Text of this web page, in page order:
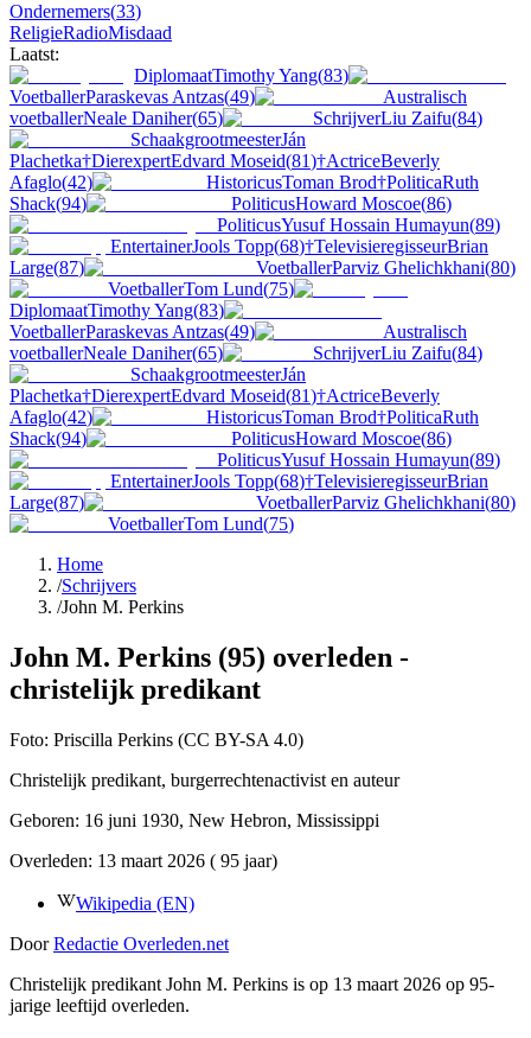
Ondernemers(33)
ReligieRadioMisdaad
Laatst:
DiplomaatTimothy Yang(83)
VoetballerParaskevas Antzas(49)
Australisch
voetballerNeale Daniher(65) SchrijverLiu Zaifu(84)
SchaakgrootmeesterJán
Plachetka†DierexpertEdvard Moseid(81)†ActriceBeverly
Afaglo(42) HistoricusToman Brod†PoliticaRuth
Shack(94) PoliticusHoward Moscoe(86)
PoliticusYusuf Hossain Humayun(89)
EntertainerJools Topp(68)†TelevisieregisseurBrian
Large(87) VoetballerParviz Ghelichkhani(80)
VoetballerTom Lund(75)
DiplomaatTimothy Yang(83)
VoetballerParaskevas Antzas(49)
Australisch
voetballerNeale Daniher(65) SchrijverLiu Zaifu(84)
SchaakgrootmeesterJán
Plachetka†DierexpertEdvard Moseid(81)†ActriceBeverly
Afaglo(42) HistoricusToman Brod†PoliticaRuth
Shack(94) PoliticusHoward Moscoe(86)
PoliticusYusuf Hossain Humayun(89)
EntertainerJools Topp(68)†TelevisieregisseurBrian
Large(87) VoetballerParviz Ghelichkhani(80)
VoetballerTom Lund(75)
Home
/Schrijvers
/John M. Perkins
John M. Perkins (95) overleden -
christelijk predikant
Foto: Priscilla Perkins (CC BY-SA 4.0)
Christelijk predikant, burgerrechtenactivist en auteur
Geboren: 16 juni 1930, New Hebron, Mississippi
Overleden: 13 maart 2026 ( 95 jaar)
Wikipedia (EN)
Door Redactie Overleden.net
Christelijk predikant John M. Perkins is op 13 maart 2026 op 95-
jarige leeftijd overleden.